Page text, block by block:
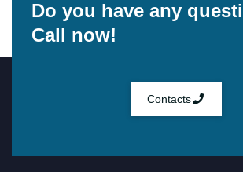
Do you have any
Call now!
Contacts